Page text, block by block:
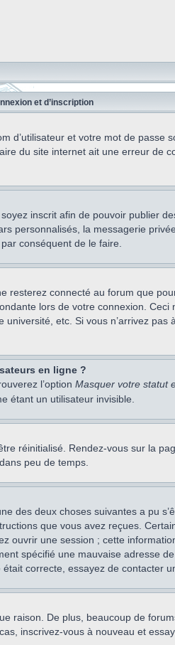
et d’inscription
et votre mot de passe
du site internet ait une erreur de
inscrit afin de pouvoir publier
la messagerie
conséquent de le faire.
resterez connecté au forum que
lors de votre connexion.
etc. Si vous n’arrivez
en ligne ?
l’option Masquer votre statut
étant un utilisateur invisible.
réinitialisé. Rendez-vous sur la
peu de temps.
des deux choses suivantes a pu
que vous avez reçues.
une session ; cette
spécifié une mauvaise adresse
correcte, essayez de contacter
raison. De plus, beaucoup de
inscrivez-vous à nouveau et